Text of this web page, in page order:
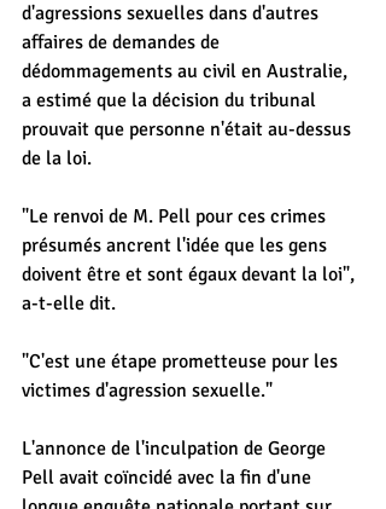
d'agressions sexuelles dans d'autres
affaires de demandes de
dédommagements au civil en Australie,
a estimé que la décision du tribunal
prouvait que personne n'était au-dessus
de la loi.
"Le renvoi de M. Pell pour ces crimes
présumés ancrent l'idée que les gens
doivent être et sont égaux devant la loi",
a-t-elle dit.
"C'est une étape prometteuse pour les
victimes d'agression sexuelle."
L'annonce de l'inculpation de George
Pell avait coïncidé avec la fin d'une